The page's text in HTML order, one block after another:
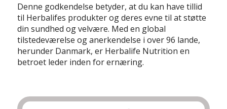
Denne godkendelse betyder, at du kan have tillid
til Herbalifes produkter og deres evne til at støtte
din sundhed og velvære. Med en global
tilstedeværelse og anerkendelse i over 96 lande,
herunder Danmark, er Herbalife Nutrition en
betroet leder inden for ernæring.